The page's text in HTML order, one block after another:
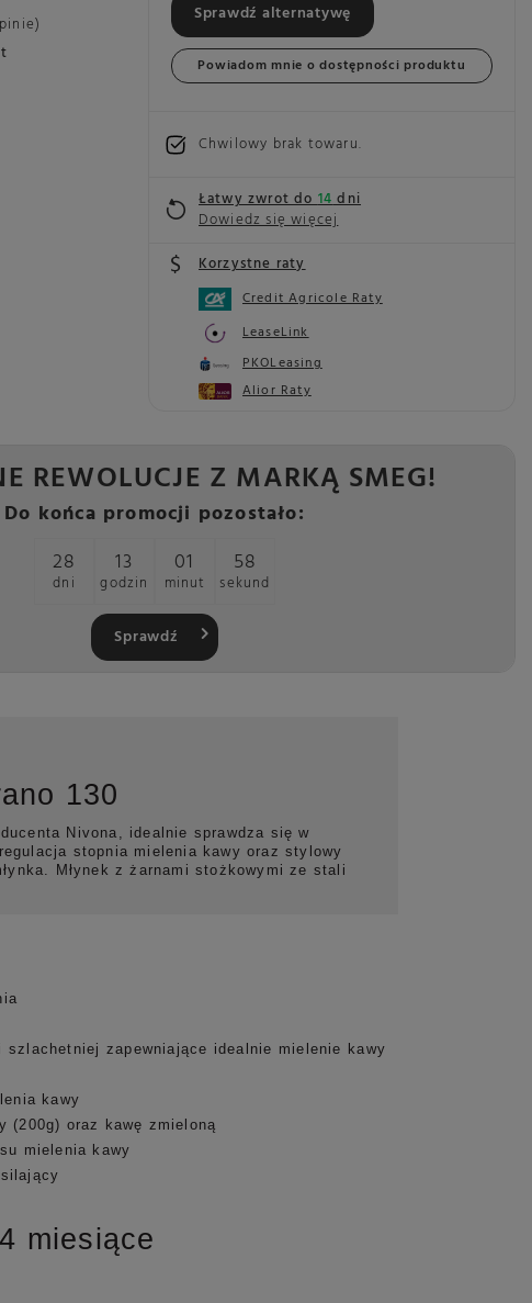
Sprawdź alternatywę
Powiadom mnie o dostępności produktu
Chwilowy brak towaru
Łatwy zwrot do14dni
Dowiedz się więcej
Korzystne raty
Credit Agricole Raty
LeaseLink
PKOLeasing
Alior Raty
REWOLUCJE Z MARKĄ SMEG!
Do końca promocji pozostało:
28
dni
13
godzin
01
minut
57
sekund
Sprawdź
130
Nivona, idealnie sprawdza się w
stopnia mielenia kawy oraz stylowy
Młynek z żarnami stożkowymi ze stali
zapewniające idealnie mielenie kawy
kawy
(200g) oraz kawę zmieloną
mielenia kawy
miesiące